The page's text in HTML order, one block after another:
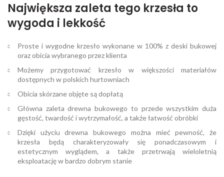
Największa zaleta tego krzesła to
wygoda i lekkość
Proste i wygodne krzesło wykonane w 100% z deski bukowej
oraz obicia wybranego przez klienta
Możemy przygotować krzesło w większości materiałów
dostępnych w polskich hurtowniach
Obicia skórzane objęte są dopłatą
Główna zaleta drewna bukowego to przede wszystkim duża
gęstość, twardość i wytrzymałość, a także łatwość obróbki
Dzięki użyciu drewna bukowego można mieć pewność, że
krzesła będą charakteryzowały się ponadczasowym i
estetycznym wyglądem, a także przetrwają wieloletnią
eksploatację w bardzo dobrym stanie